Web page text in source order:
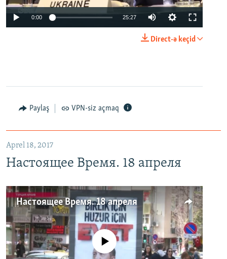
0:00 25:27
Direct-ə keçid
Paylaş VPN-siz açmaq
Aprel 18, 2017
Настоящее Время. 18 апреля
Настоящее Время. 18 апреля
No media source currently available